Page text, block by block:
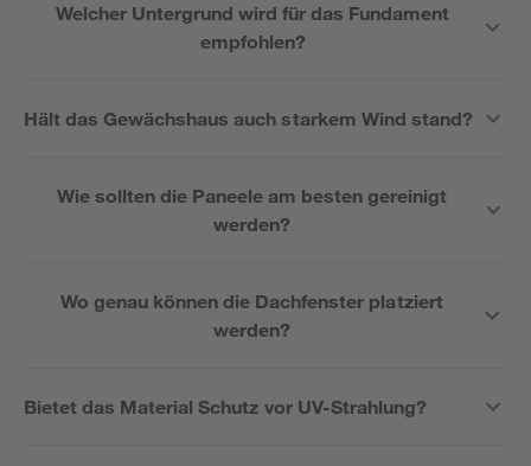
Welcher Untergrund wird für das Fundament
empfohlen?
Hält das Gewächshaus auch starkem Wind stand?
Wie sollten die Paneele am besten gereinigt
werden?
Wo genau können die Dachfenster platziert
werden?
Bietet das Material Schutz vor UV-Strahlung?